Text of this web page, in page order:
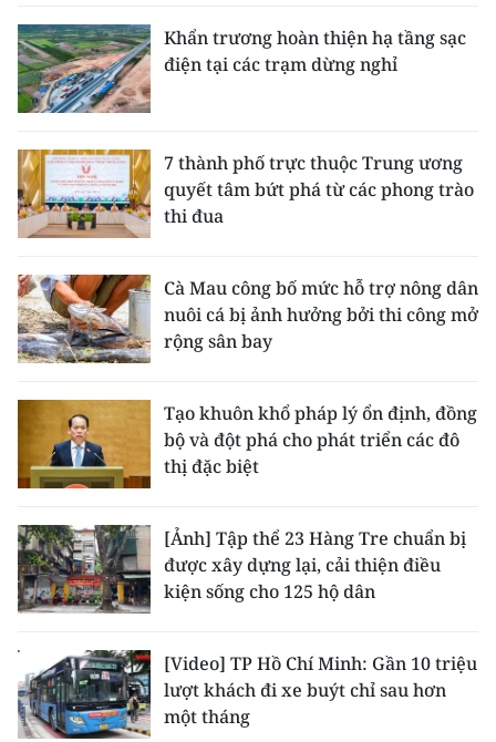
Khẩn trương hoàn thiện hạ tầng sạc
điện tại các trạm dừng nghỉ
7 thành phố trực thuộc Trung ương
quyết tâm bứt phá từ các phong trào
thi đua
Cà Mau công bố mức hỗ trợ nông dân
nuôi cá bị ảnh hưởng bởi thi công mở
rộng sân bay
Tạo khuôn khổ pháp lý ổn định, đồng
bộ và đột phá cho phát triển các đô
thị đặc biệt
[Ảnh] Tập thể 23 Hàng Tre chuẩn bị
được xây dựng lại, cải thiện điều
kiện sống cho 125 hộ dân
[Video] TP Hồ Chí Minh: Gần 10 triệu
lượt khách đi xe buýt chỉ sau hơn
một tháng